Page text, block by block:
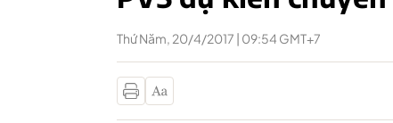
Thứ Năm, 20/4/2017 | 09:54 GMT+7